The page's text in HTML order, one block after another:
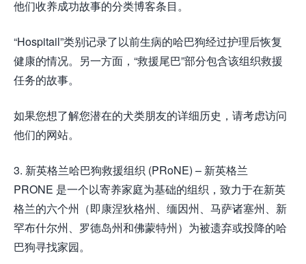
他们收养成功故事的分类博客条目。
“Hospitail”类别记录了以前生病的哈巴狗经过护理后恢复
健康的情况。另一方面，“救援尾巴”部分包含该组织救援
任务的故事。
如果您想了解您潜在的犬类朋友的详细历史，请考虑访问
他们的网站。
3. 新英格兰哈巴狗救援组织 (PRoNE) – 新英格兰
PRONE 是一个以寄养家庭为基础的组织，致力于在新英
格兰的六个州（即康涅狄格州、缅因州、马萨诸塞州、新
罕布什尔州、罗德岛州和佛蒙特州）为被遗弃或投降的哈
巴狗寻找家园。